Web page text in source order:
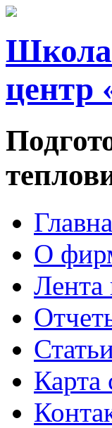
Школа
центр
О
Лента
Карта